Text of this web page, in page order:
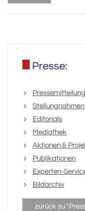
Presse:
Editorials
Mediathek
Aktionen &
Publikationen
Experten-
Bildarchiv
zurück zu